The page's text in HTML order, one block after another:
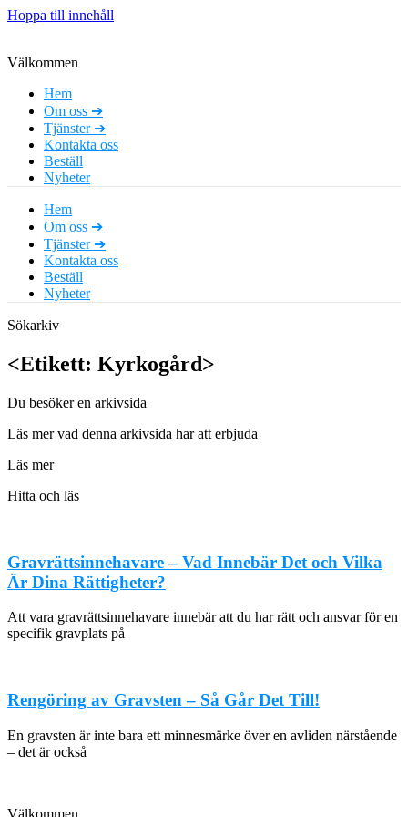
Hoppa till innehåll
Välkommen
Hem
Om oss ➔
Tjänster ➔
Kontakta oss
Beställ
Nyheter
Hem
Om oss ➔
Tjänster ➔
Kontakta oss
Beställ
Nyheter
Sökarkiv
<Etikett: Kyrkogård>
Du besöker en arkivsida
Läs mer vad denna arkivsida har att erbjuda
Läs mer
Hitta och läs
Gravrättsinnehavare – Vad Innebär Det och Vilka
Är Dina Rättigheter?
Att vara gravrättsinnehavare innebär att du har rätt och ansvar för en
specifik gravplats på
Rengöring av Gravsten – Så Går Det Till!
En gravsten är inte bara ett minnesmärke över en avliden närstående
– det är också
Välkommen